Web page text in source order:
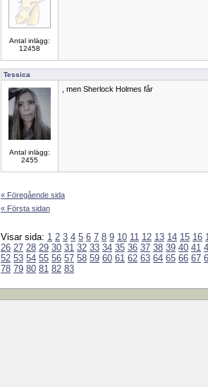
Antal inlägg:
12458
Tessica
Antal inlägg:
2455
, men Sherlock Holmes får
« Föregående sida
« Första sidan
Visar sida: 1 2 3 4 5 6 7 8 9 10 11 12 13 14 15 16
26 27 28 29 30 31 32 33 34 35 36 37 38 39 40 41
52 53 54 55 56 57 58 59 60 61 62 63 64 65 66 67
78 79 80 81 82 83